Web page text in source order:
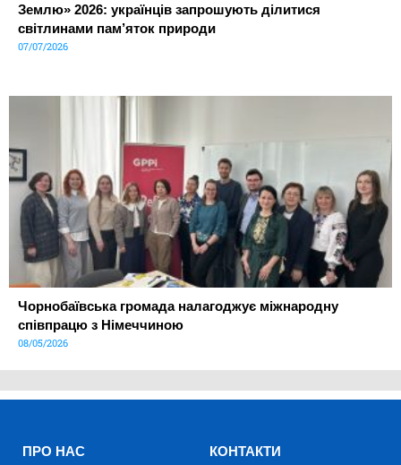
Землю» 2026: українців запрошують ділитися
світлинами пам’яток природи
07/07/2026
Чорнобаївська громада налагоджує міжнародну
співпрацю з Німеччиною
08/05/2026
ПРО НАС КОНТАКТИ